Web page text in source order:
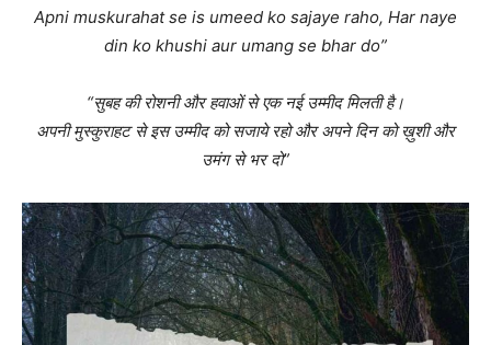
Apni muskurahat se is umeed ko sajaye raho, Har naye
din ko khushi aur umang se bhar do”
“सुबह की रोशनी और हवाओं से एक नई उम्मीद मिलती है।
अपनी मुस्कुराहट से इस उम्मीद को सजाये रहो और अपने दिन को ख़ुशी और
उमंग से भर दो”